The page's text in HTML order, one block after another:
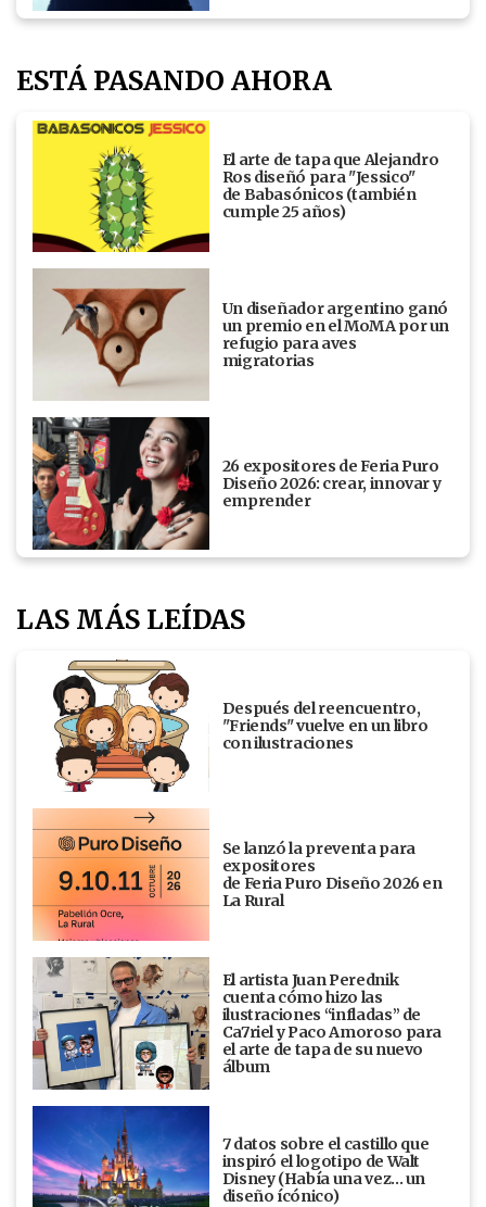
ESTÁ PASANDO AHORA
El arte de tapa que Alejandro
Ros diseñó para "Jessico"
de Babasónicos (también
cumple 25 años)
Un diseñador argentino ganó
un premio en el MoMA por un
refugio para aves
migratorias
26 expositores de Feria Puro
Diseño 2026: crear, innovar y
emprender
LAS MÁS LEÍDAS
Después del reencuentro,
"Friends" vuelve en un libro
con ilustraciones
Se lanzó la preventa para
expositores
de Feria Puro Diseño 2026 en
La Rural
El artista Juan Perednik
cuenta cómo hizo las
ilustraciones “infladas” de
Ca7riel y Paco Amoroso para
el arte de tapa de su nuevo
álbum
7 datos sobre el castillo que
inspiró el logotipo de Walt
Disney (Había una vez... un
diseño ícónico)